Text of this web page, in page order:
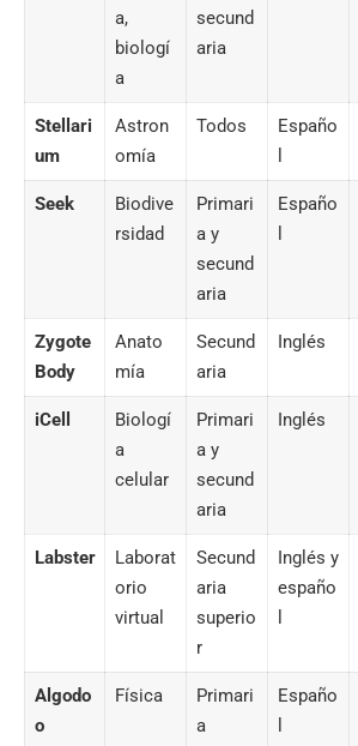
a,
biologí
a
secund
aria
Stellari
um
Astron
omía
Todos
Españo
Seek
Biodive
rsidad
Primari
a y
secund
aria
Españo
Zygote
Body
Anato
mía
Secund
aria
Inglés
iCell
Biologí
a
celular
Primari
a y
secund
aria
Inglés
Labster
Laborat
orio
virtual
Secund
aria
superio
r
Inglés y
españo
Algodo
o
Física
Primari
a
Españo